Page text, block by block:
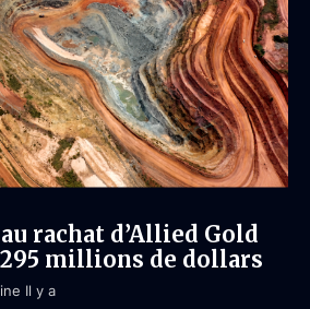
rachat d’Allied Gold
millions de dollars
Il y a